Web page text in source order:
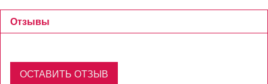
Отзывы
ОСТАВИТЬ ОТЗЫВ